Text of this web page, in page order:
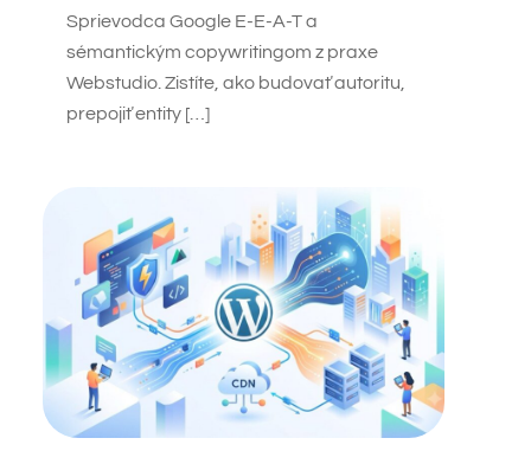
Sprievodca Google E-E-A-T a
sémantickým copywritingom z praxe
Webstudio. Zistíte, ako budovať autoritu,
prepojiť entity […]